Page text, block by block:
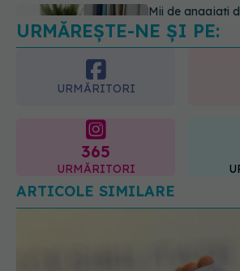
Alergia la
esențiale despre
prevenție și
URMĂREȘTE-NE ȘI PE:
URMĂRITORI
365
URMĂRITORI
ARTICOLE SIMILARE